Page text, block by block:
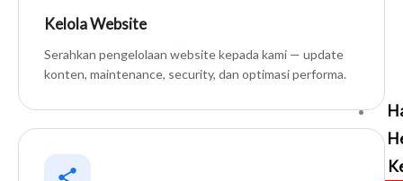
Kelola Website
Serahkan pengelolaan website kepada kami — update
konten, maintenance, security, dan optimasi performa.